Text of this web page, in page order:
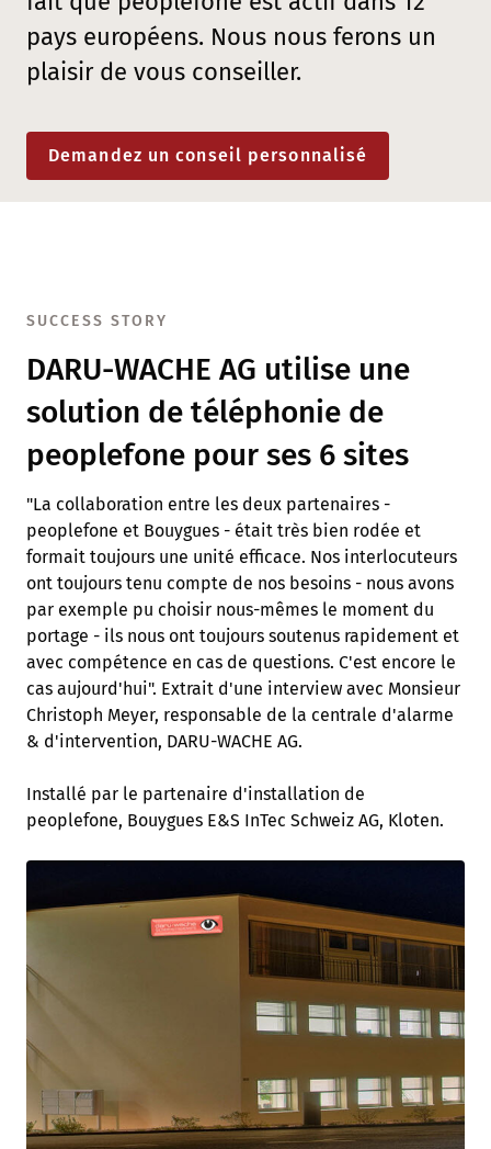
pays européens. Nous nous ferons un
plaisir de vous conseiller.
Demandez un conseil personnalisé
SUCCESS STORY
DARU-WACHE AG utilise une
solution de téléphonie de
peoplefone pour ses 6 sites
"La collaboration entre les deux partenaires -
peoplefone et Bouygues - était très bien rodée et
formait toujours une unité efficace. Nos interlocuteurs
ont toujours tenu compte de nos besoins - nous avons
par exemple pu choisir nous-mêmes le moment du
portage - ils nous ont toujours soutenus rapidement et
avec compétence en cas de questions. C'est encore le
cas aujourd'hui". Extrait d'une interview avec Monsieur
Christoph Meyer, responsable de la centrale d'alarme
& d'intervention, DARU-WACHE AG.
Installé par le partenaire d'installation de
peoplefone, Bouygues E&S InTec Schweiz AG, Kloten.